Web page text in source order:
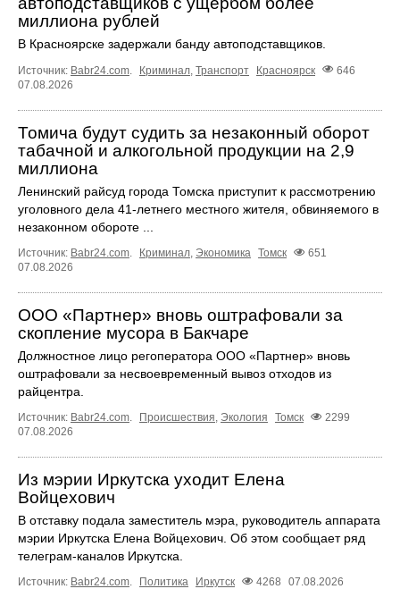
миллиона рублей
В Красноярске задержали банду автоподставщиков.
Источник: Babr24.com Криминал Транспорт Красноярск
646
07.08.2026
Томича будут судить за незаконный оборот
табачной и алкогольной продукции на 2,9
миллиона
Ленинский райсуд города Томска приступит к рассмотрению
уголовного дела 41-летнего местного жителя, обвиняемого в
незаконном обороте ...
Источник: Babr24.com Криминал Экономика Томск
651
07.08.2026
ООО «Партнер» вновь оштрафовали за
скопление мусора в Бакчаре
Должностное лицо регоператора ООО «Партнер» вновь
оштрафовали за несвоевременный вывоз отходов из
райцентра.
Источник: Babr24.com Происшествия Экология Томск
2299
07.08.2026
Из мэрии Иркутска уходит Елена
Войцехович
В отставку подала заместитель мэра, руководитель аппарата
мэрии Иркутска Елена Войцехович. Об этом сообщает ряд
телеграм‑каналов Иркутска.
Источник: Babr24.com. Политика Иркутск 4268 07.08.2026